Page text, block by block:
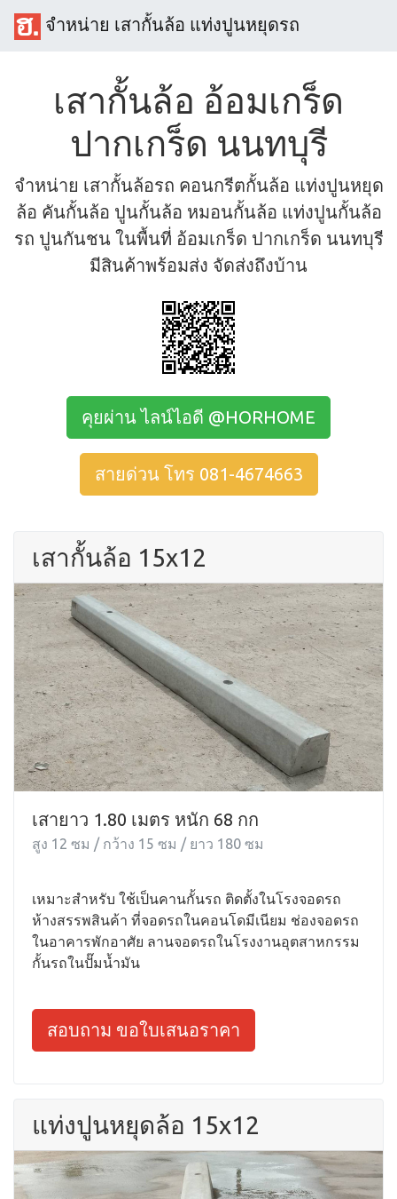
จำหน่าย เสากั้นล้อ แท่งปูนหยุดรถ
เสากั้นล้อ อ้อมเกร็ด
ปากเกร็ด นนทบุรี
จำหน่าย เสากั้นล้อรถ คอนกรีตกั้นล้อ แท่งปูนหยุด
ล้อ คันกั้นล้อ ปูนกั้นล้อ หมอนกั้นล้อ แท่งปูนกั้นล้อ
รถ ปูนกันชน ในพื้นที่ อ้อมเกร็ด ปากเกร็ด นนทบุรี
มีสินค้าพร้อมส่ง จัดส่งถึงบ้าน
คุยผ่าน ไลน์ไอดี @HORHOME
สายด่วน โทร 081-4674663
เสากั้นล้อ 15x12
เสายาว 1.80 เมตร หนัก 68 กก
สูง 12 ซม / กว้าง 15 ซม / ยาว 180 ซม
เหมาะสำหรับ ใช้เป็นคานกั้นรถ ติดตั้งในโรงจอดรถ
ห้างสรรพสินค้า ที่จอดรถในคอนโดมีเนียม ช่องจอดรถ
ในอาคารพักอาศัย ลานจอดรถในโรงงานอุตสาหกรรม
กั้นรถในปั๊มน้ำมัน
สอบถาม ขอใบเสนอราคา
แท่งปูนหยุดล้อ 15x12